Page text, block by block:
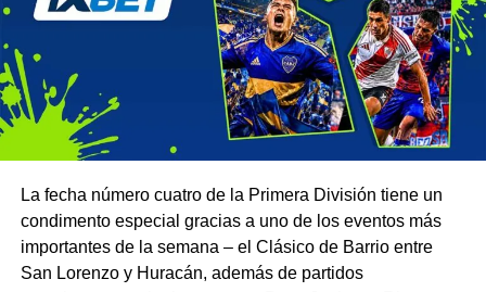
La fecha número cuatro de la Primera División tiene un
condimento especial gracias a uno de los eventos más
importantes de la semana – el Clásico de Barrio entre
San Lorenzo y Huracán, además de partidos